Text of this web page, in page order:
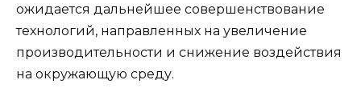
ожидается дальнейшее совершенствование
технологий, направленных на увеличение
производительности и снижение воздействия
на окружающую среду.